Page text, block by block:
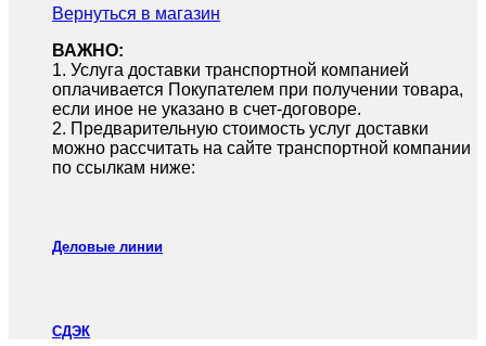
Вернуться в магазин
ВАЖНО:
1.⁠ ⁠Услуга доставки транспортной компанией
оплачивается Покупателем при получении товара,
если иное не указано в счет-договоре.
2.⁠ ⁠Предварительную стоимость услуг доставки
можно рассчитать на сайте транспортной компании
по ссылкам ниже:
Деловые линии
СДЭК